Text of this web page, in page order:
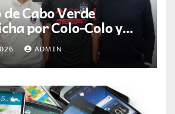
Cabo Verde
por Colo-Colo y
su nueva
ADMIN